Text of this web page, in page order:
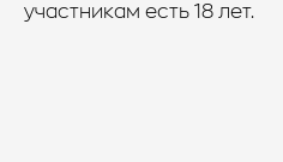
участникам есть 18 лет.